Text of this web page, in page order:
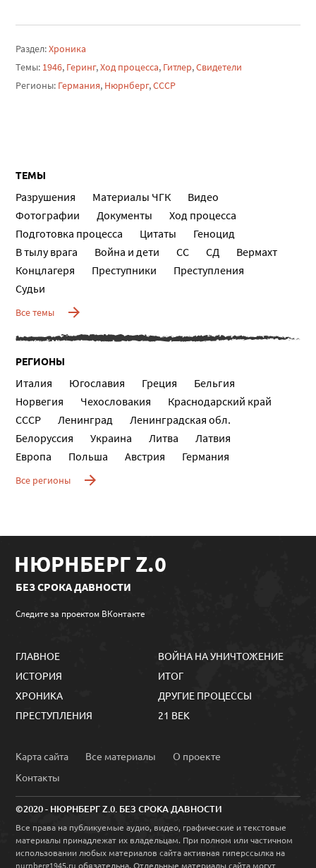
Раздел:Хроника
Темы: 1946, Геринг,Ход процесса, Гитлер,Свидетели
Регионы: Германия, Нюрнберг,СССР
ТЕМЫ
Разрушения Материалы ЧГК
Видео
Фотографии
Документы
Ход процесса
Подготовка процесса
Цитаты
Геноцид
В тылу врага
Война и дети СС СД
Вермахт
Концлагеря
Преступники
Преступления
Судьи
Все темы
РЕГИОНЫ
Италия Югославия Греция
Бельгия
Норвегия
Чехословакия
Краснодарский край
СССР
Ленинград
Ленинградская обл.
Белоруссия
Украина Литва
Латвия
Европа
Польша Австрия Германия
Все регионы
НЮРНБЕРГ Z.0
БЕЗ СРОКА ДАВНОСТИ
Следите за проектом ВКонтакте
ГЛАВНОЕ
ИСТОРИЯ
ХРОНИКА
ПРЕСТУПЛЕНИЯ
ВОЙНА НА УНИЧТОЖЕНИЕ
ИТОГ
ДРУГИЕ ПРОЦЕССЫ
21 ВЕК
Карта сайта Все материалы
О проекте
Контакты
©2020 - НЮРНБЕРГ Z.0. БЕЗ СРОКА ДАВНОСТИ
Все права на публикуемые аудио, видео, графические и текстовые
материалы принадлежат их владельцам. При полном или частичном
использовании любых материалов сайта активная гиперссылка на
nurnberg1945.ru обязательна. Отдельные материалы сайта могут